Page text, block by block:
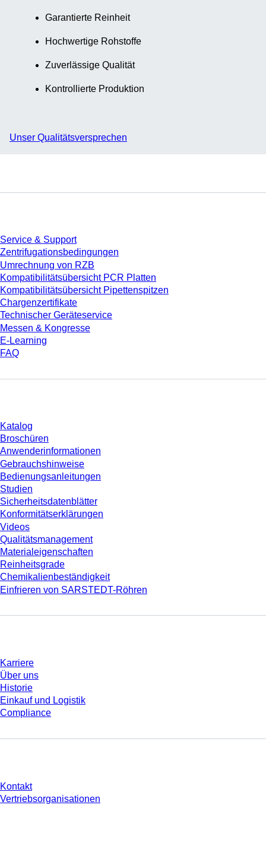
Garantierte Reinheit
Hochwertige Rohstoffe
Zuverlässige Qualität
Kontrollierte Produktion
Unser Qualitätsversprechen
Service & Support
Zentrifugationsbedingungen
Umrechnung von RZB
Kompatibilitätsübersicht PCR Platten
Kompatibilitätsübersicht Pipettenspitzen
Chargenzertifikate
Technischer Geräteservice
Messen & Kongresse
E-Learning
FAQ
Katalog
Broschüren
Anwenderinformationen
Gebrauchshinweise
Bedienungsanleitungen
Studien
Sicherheitsdatenblätter
Konformitätserklärungen
Videos
Qualitätsmanagement
Materialeigenschaften
Reinheitsgrade
Chemikalienbeständigkeit
Einfrieren von SARSTEDT-Röhren
Karriere
Über uns
Historie
Einkauf und Logistik
Compliance
Kontakt
Vertriebsorganisationen